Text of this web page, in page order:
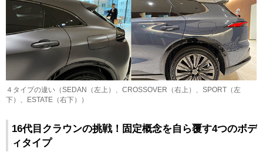
４タイプの違い（SEDAN（左上）、CROSSOVER（右上）、SPORT（左
下）、ESTATE（右下））
16代目クラウンの挑戦！固定概念を自ら覆す4つのボデ
ィタイプ